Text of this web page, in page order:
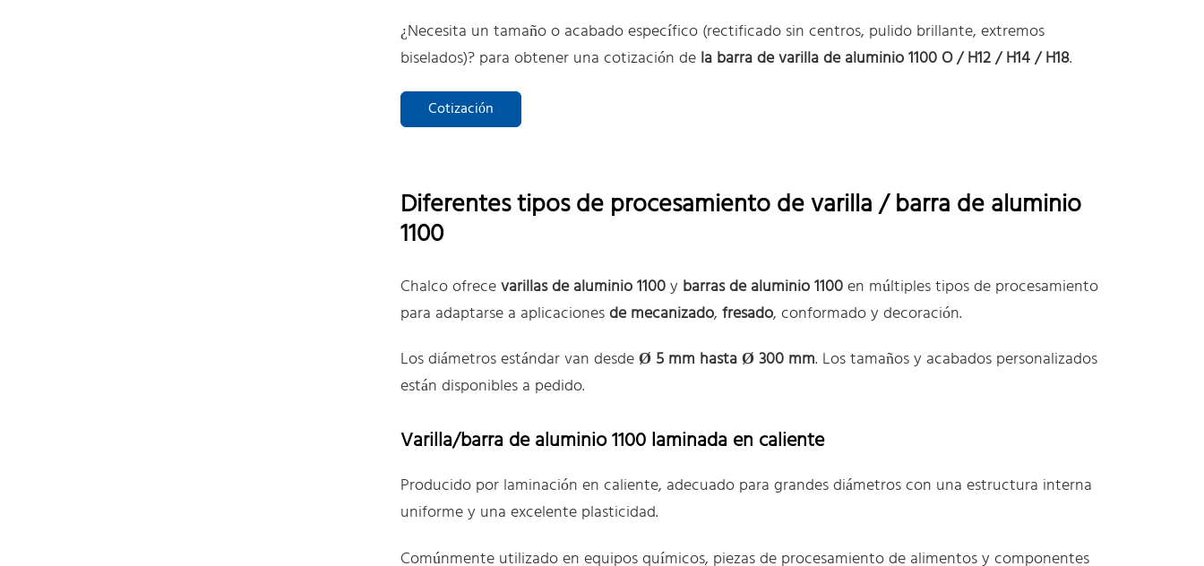
¿Necesita un tamaño o acabado específico (rectificado sin centros, pulido brillante, extremos
biselados)? para obtener una cotización de la barra de varilla de aluminio 1100 O / H12 / H14 / H18.
Cotización
Diferentes tipos de procesamiento de varilla / barra de aluminio
1100
Chalco ofrecevarillas de aluminio 1100y barras de aluminio 1100en múltiples tipos de procesamiento
para adaptarse a aplicacionesde mecanizado, fresado, conformado y decoración.
Los diámetros estándar van desde Ø 5 mm hasta Ø 300 mm. Los tamaños y acabados personalizados
están disponibles a pedido.
Varilla/barra de aluminio 1100 laminada en caliente
Producido por laminación en caliente, adecuado para grandes diámetros con una estructura interna
uniforme y una excelente plasticidad.
Comúnmente utilizado en equipos químicos, piezas de procesamiento de alimentos y componentes